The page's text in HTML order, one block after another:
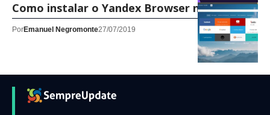
Como instalar o Yandex Browser no Linux
PorEmanuel Negromonte27/07/2019